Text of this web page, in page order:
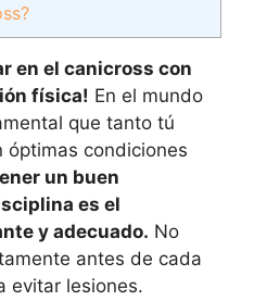
en el canicross con
física! En el mundo
que tanto tú
óptimas condiciones
un buen
es el
y adecuado. No
antes de cada
evitar lesiones.